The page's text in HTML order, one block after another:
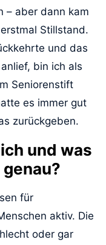
– aber dann kam
Stillstand.
und das
bin ich als
Seniorenstift
es immer gut
zurückgeben.
und was
für
aktiv. Die
oder gar